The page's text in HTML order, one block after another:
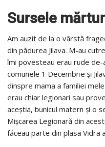
Sursele
Am auzit de la o vârstă
din pădurea Jilava. M-au
îmi povesteau erau rude
comunele 1 Decembrie și
dinspre mama a familiei
erau chiar legionari sau
aceștia, bunicul matern şi o
Mişcarea Legionară din
făceau parte din plasa Vidra